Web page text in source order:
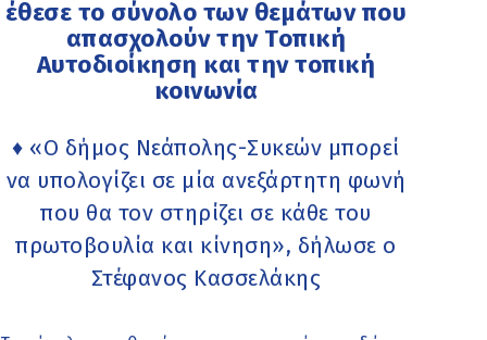
έθεσε το σύνολο των θεμάτων που
απασχολούν την Τοπική
Αυτοδιοίκηση και την τοπική
κοινωνία
♦ «Ο δήμος Νεάπολης-Συκεών μπορεί
να υπολογίζει σε μία ανεξάρτητη φωνή
που θα τον στηρίζει σε κάθε του
πρωτοβουλία και κίνηση», δήλωσε ο
Στέφανος Κασσελάκης